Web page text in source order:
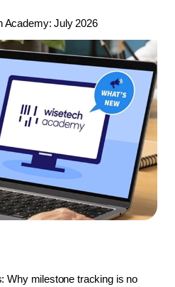
Academy: July 2026
Why milestone tracking is no